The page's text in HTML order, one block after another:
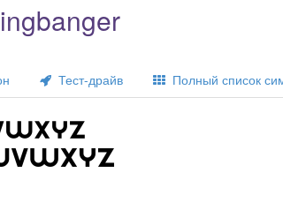
Тест-драйв Полный список